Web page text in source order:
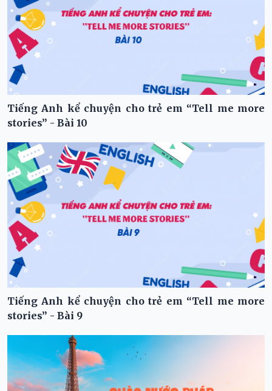
Tiếng Anh kể chuyện cho trẻ em “Tell me more
stories” - Bài 10
Tiếng Anh kể chuyện cho trẻ em “Tell me more
stories” - Bài 9